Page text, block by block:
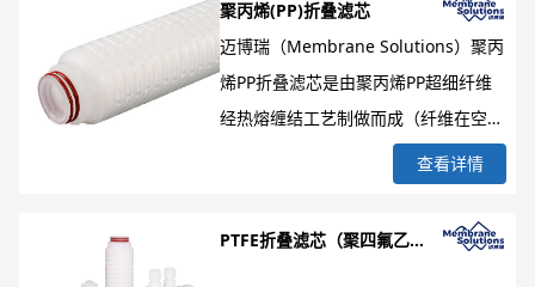
Nylon滤芯进行了更加精细化设计并配
置多种不同的子系列（如
PolymidPure、MinyPure-NZ 、
Photo-Novel），规格有0.05μm-
5.0μm，除此之外，MS也提供支持
点。为满足不同的应用场景及使用需
求，MS在原有高性能PES膜的基础上
行了精细化的设计，形成不同的子系列
聚丙烯(PP)折叠滤芯
迈博瑞（Membrane Solutions）聚丙
烯PP折叠滤芯是由聚丙烯PP超细纤维
经热熔缠结工艺制做而成（纤维在空间
随机形成三维微孔结构），不含任何胶
合剂（滤芯外壳、中心杆、端盖等），
洁净环境生产（无污染、无泄漏）。滤
查看详情
PTFE折叠滤芯（聚四氟乙烯